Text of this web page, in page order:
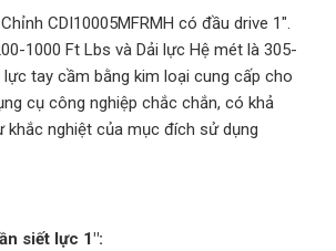
CDI10005MFRMH có đầu drive 1″.
1000 Ft Lbs và Dải lực Hệ mét là 305-
lực tay cầm bằng kim loại cung cấp cho
cụ công nghiệp chắc chắn, có khả
nghiệt của mục đích sử dụng
siết lực 1″: